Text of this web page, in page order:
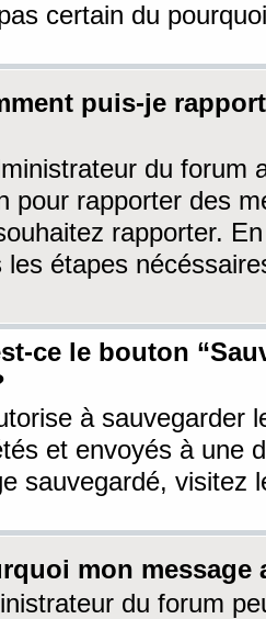
certain du
puis-je
du forum
pour rapporter des
rapporter.
les étapes
ce le bouton
à sauvegarder
et envoyés à une
sauvegardé, visitez
mon message
du forum